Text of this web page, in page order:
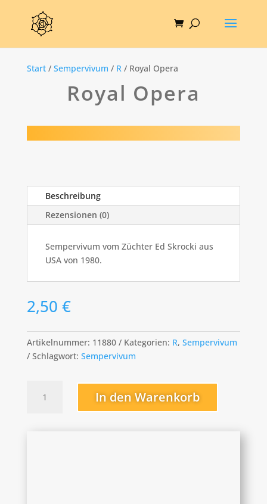
Start/ Sempervivum / R/ Royal Opera
Royal Opera
Beschreibung
Rezensionen (0)
Sempervivum vom Züchter Ed Skrocki aus
USA von 1980.
2,50 €
Artikelnummer: 11880 Kategorien: R, Sempervivum
Schlagwort: Sempervivum
Opera
In den Warenkorb